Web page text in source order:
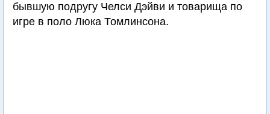
бывшую подругу Челси Дэйви и товарища по
игре в поло Люка Томлинсона.